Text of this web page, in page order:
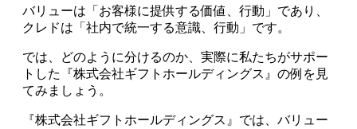
バリューは「お客様に提供する価値、行動」であり、
クレドは「社内で統一する意識、行動」です。
では、どのように分けるのか、実際に私たちがサポー
トした『株式会社ギフトホールディングス』の例を見
てみましょう。
『株式会社ギフトホールディングス』では、バリュー